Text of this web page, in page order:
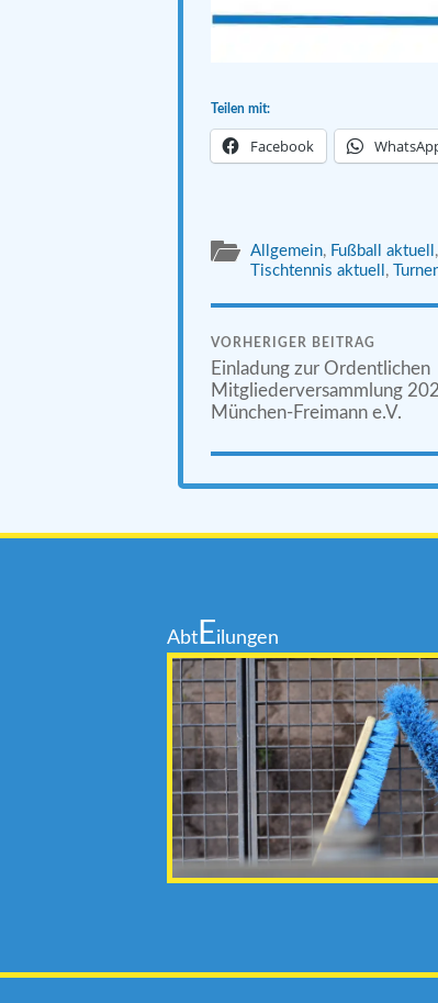
Teilen mit:
Facebook
Allgemein, Fußball aktuell ,
Tischtennis aktuell ,
VORHERIGER BEITRAG
Einladung zur Ordentlichen
Mitgliederversammlung
München-Freimann e.V.
Abt Eilungen